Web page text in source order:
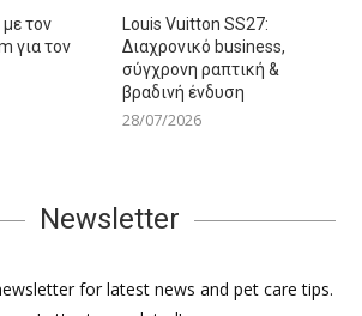
τον
για τον
Louis Vuitton SS27:
Διαχρονικό business,
σύγχρονη ραπτική &
βραδινή ένδυση
28/07/2026
Newsletter
for latest news and pet care tips.